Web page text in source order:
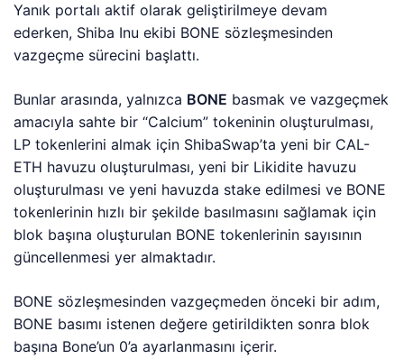
Yanık portalı aktif olarak geliştirilmeye devam
ederken, Shiba Inu ekibi BONE sözleşmesinden
vazgeçme sürecini başlattı.
Bunlar arasında, yalnızca BONE basmak ve vazgeçmek
amacıyla sahte bir “Calcium” tokeninin oluşturulması,
LP tokenlerini almak için ShibaSwap’ta yeni bir CAL-
ETH havuzu oluşturulması, yeni bir Likidite havuzu
oluşturulması ve yeni havuzda stake edilmesi ve BONE
tokenlerinin hızlı bir şekilde basılmasını sağlamak için
blok başına oluşturulan BONE tokenlerinin sayısının
güncellenmesi yer almaktadır.
BONE sözleşmesinden vazgeçmeden önceki bir adım,
BONE basımı istenen değere getirildikten sonra blok
başına Bone’un 0’a ayarlanmasını içerir.